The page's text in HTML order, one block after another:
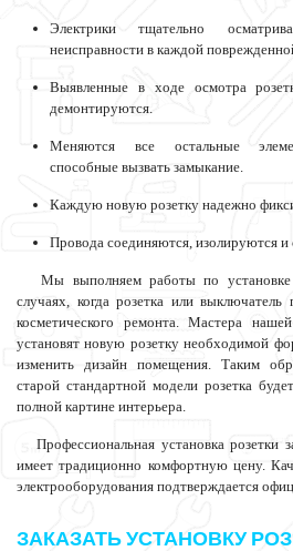
Электрики тщательно
неисправности в каждой
Выявленные в ходе осмотра
демонтируются.
Меняются все остальные
способные вызвать замыкание.
Каждую новую розетку надежно
Провода соединяются, изолируются и
Мы выполняем работы по установке
случаях, когда розетка или
косметического ремонта. Мастера
установят новую розетку необходимой
изменить дизайн помещения. Таким
старой стандартной модели розетка
полной картине интерьера.
Профессиональная установкарозетки
имеет традиционно комфортную цену.
электрооборудования подтверждается
ЗАКАЗАТЬ УСТАНОВКУ